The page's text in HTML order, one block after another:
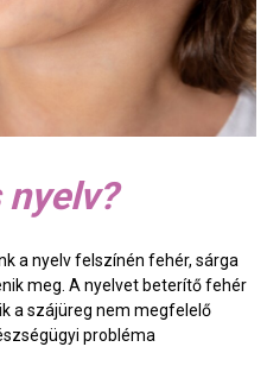
a nyelv felszínén fehér, sárga
meg. A nyelvet beterítő fehér
a szájüreg nem megfelelő
probléma